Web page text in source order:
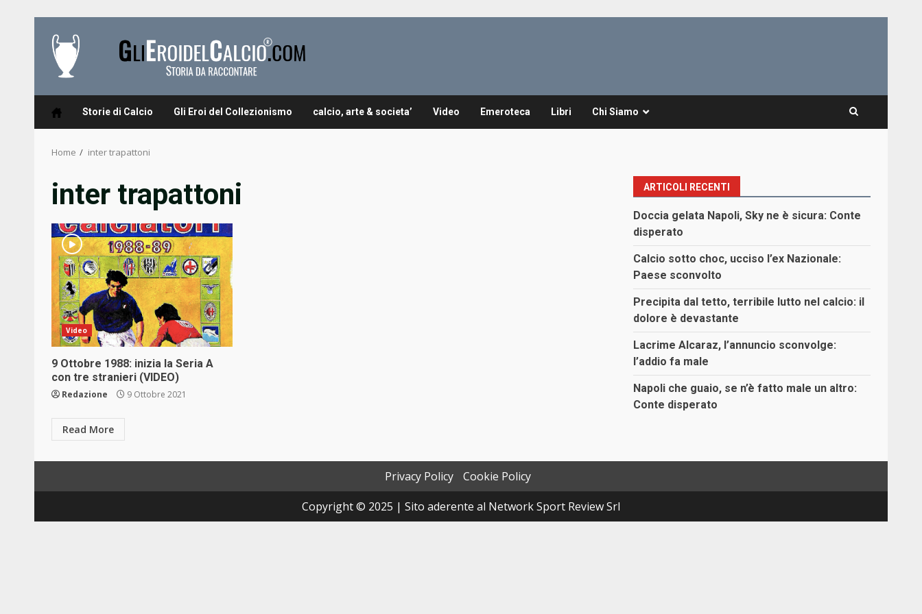
content
Storie di Calcio Gli Eroi del Collezionismo calcio, arte & societa’ Video Emeroteca Libri Chi Siamo
Home inter trapattoni
inter trapattoni
Video
9 Ottobre 1988: inizia la Seria A
con tre stranieri (VIDEO)
Redazione 9 Ottobre 2021
Read More
ARTICOLI RECENTI
Doccia gelata Napoli, Sky ne è sicura: Conte
disperato
Calcio sotto choc, ucciso l’ex Nazionale:
Paese sconvolto
Precipita dal tetto, terribile lutto nel calcio: il
dolore è devastante
Lacrime Alcaraz, l’annuncio sconvolge:
l’addio fa male
Napoli che guaio, se n’è fatto male un altro:
Conte disperato
Privacy Policy
Cookie Policy
Copyright © 2025 | Sito aderente al Network Sport Review Srl